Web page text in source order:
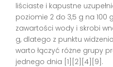
liściaste i kapustne
poziomie 2 do 3,5 g na 100
zawartości wody i skrobi
g, dlatego z punktu
warto łączyć różne grupy
jednego dnia [1][2][4][9].